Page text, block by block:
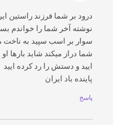
درود بر شما فرزند راستین
نوشته آخر شما را خواندم
سوار بر اسب سپید به ناخت
شما دراز میکند شاید بارها
ایید و دستش را رد کرده ایید
پاینده باد ایران
پاسخ